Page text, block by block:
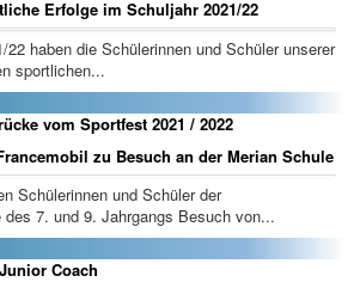
Erfolge im Schuljahr 2021/22
22 haben die Schülerinnen und Schüler unserer
sportlichen...
vom Sportfest 2021 / 2022
zu Besuch an der Merian Schule
Schülerinnen und Schüler der
7. und 9. Jahrgangs Besuch von...
Coach